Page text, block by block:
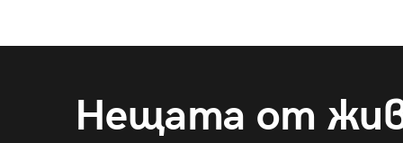
Нещата от